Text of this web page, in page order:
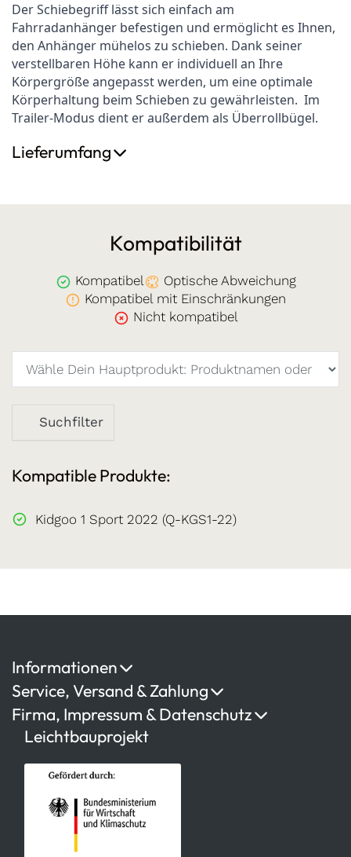
Der Schiebegriff lässt sich einfach am
Fahrradanhänger befestigen und ermöglicht es Ihnen,
den Anhänger mühelos zu schieben. Dank seiner
verstellbaren Höhe kann er individuell an Ihre
Körpergröße angepasst werden, um eine optimale
Körperhaltung beim Schieben zu gewährleisten. Im
Trailer-Modus dient er außerdem als Überrollbügel.
Lieferumfang
Kompatibilität
Kompatibel
Optische Abweichung
Kompatibel mit Einschränkungen
Nicht kompatibel
Suchfilter
Kompatible Produkte:
Kidgoo 1 Sport 2022 (Q-KGS1-22)
Informationen
Service, Versand & Zahlung
Firma, Impressum & Datenschutz
Leichtbauprojekt